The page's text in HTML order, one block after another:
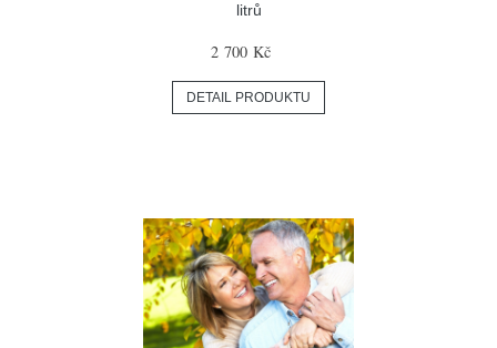
litrů
2 700 Kč
DETAIL PRODUKTU